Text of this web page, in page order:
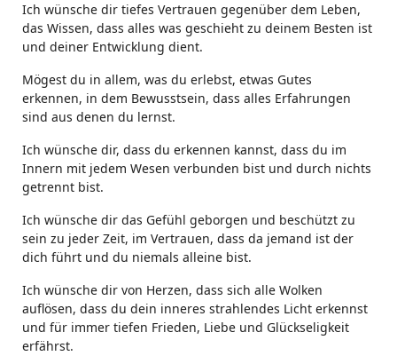
Ich wünsche dir tiefes Vertrauen gegenüber dem Leben,
das Wissen, dass alles was geschieht zu deinem Besten ist
und deiner Entwicklung dient.
Mögest du in allem, was du erlebst, etwas Gutes
erkennen, in dem Bewusstsein, dass alles Erfahrungen
sind aus denen du lernst.
Ich wünsche dir, dass du erkennen kannst, dass du im
Innern mit jedem Wesen verbunden bist und durch nichts
getrennt bist.
Ich wünsche dir das Gefühl geborgen und beschützt zu
sein zu jeder Zeit, im Vertrauen, dass da jemand ist der
dich führt und du niemals alleine bist.
Ich wünsche dir von Herzen, dass sich alle Wolken
auflösen, dass du dein inneres strahlendes Licht erkennst
und für immer tiefen Frieden, Liebe und Glückseligkeit
erfährst.